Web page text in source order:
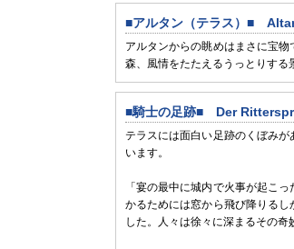
■アルタン（テラス）■
アルタンからの眺めはまさに宝
森、風情をたたえるうっとりする
■騎士の足跡■ Der
テラスには面白い足跡のくぼみ
います。
「宴の最中に城内で火事が起こ
かるためには窓から飛び降りる
した。人々は徐々に深まるその奇